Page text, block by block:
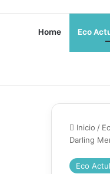
Home Eco
Inicio /
Darling
Eco